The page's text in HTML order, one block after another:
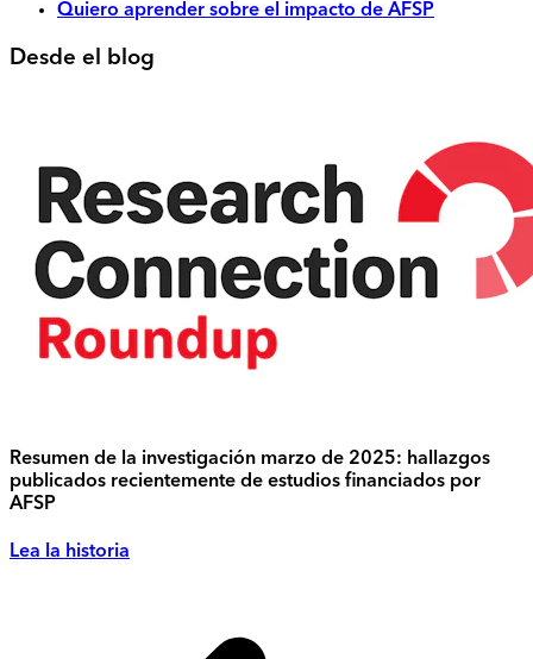
Quiero aprender sobre el impacto de AFSP
Desde el blog
Resumen de la investigación marzo de 2025: hallazgos
publicados recientemente de estudios financiados por
AFSP
Lea la historia